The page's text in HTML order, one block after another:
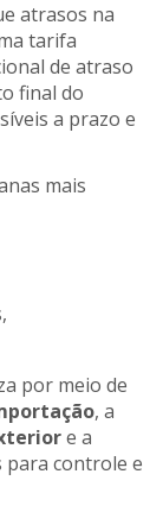
atrasos na
tarifa
de atraso
final do
a prazo e
mais
por meio de
, a
e a
para controle e